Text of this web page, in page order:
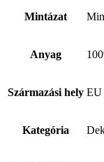
Mintázat
Anyag
Származási hely EU
Kategória